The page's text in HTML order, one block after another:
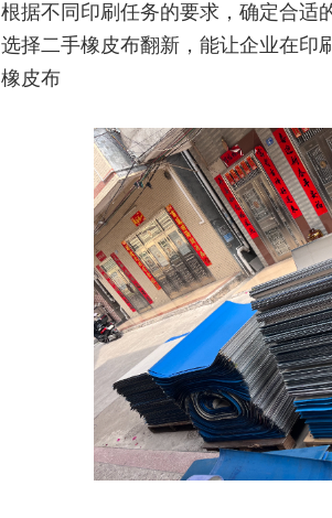
根据不同印刷任务的要求，确定合适
选择二手橡皮布翻新，能让企业在印
橡皮布